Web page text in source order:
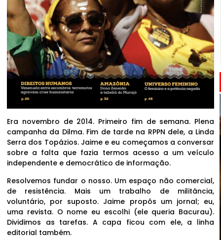
Era novembro de 2014. Primeiro fim de semana. Plena
campanha da Dilma. Fim de tarde na RPPN dele, a Linda
Serra dos Topázios. Jaime e eu começamos a conversar
sobre a falta que fazia termos acesso a um veículo
independente e democrático de informação.
Resolvemos fundar o nosso. Um espaço não comercial,
de resistência. Mais um trabalho de militância,
voluntário, por suposto. Jaime propôs um jornal; eu,
uma revista. O nome eu escolhi (ele queria Bacurau).
Dividimos as tarefas. A capa ficou com ele, a linha
editorial também.